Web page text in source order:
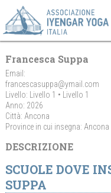
Francesca Suppa
Email:
francescasuppa@ymail.com
Livello: Livello 1 • Livello 1
Anno: 2026
Città: Ancona
Province in cui insegna: Ancona
DESCRIZIONE
SCUOLE DOVE
SUPPA